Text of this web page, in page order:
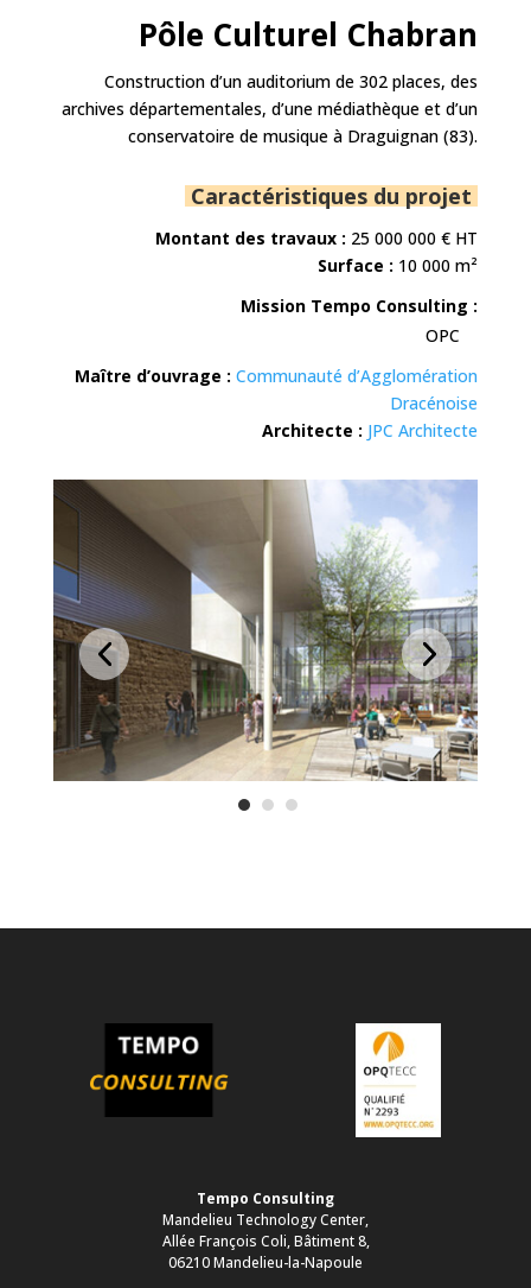
Pôle Culturel Chabran
Construction d’un auditorium de 302 places, des
archives départementales, d’une médiathèque et d’un
conservatoire de musique à Draguignan (83).
Caractéristiques du projet
Montant des travaux : 25 000 000 € HT
Surface : 10 000 m²
Mission Tempo Consulting :
OPC
Maître d’ouvrage :Communauté d’Agglomération
Dracénoise
Architecte : JPC Architecte
Tempo Consulting
Mandelieu Technology Center,
Allée François Coli, Bâtiment 8,
06210 Mandelieu-la-Napoule